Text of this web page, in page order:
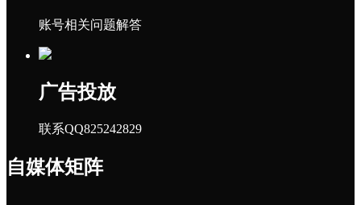
账号相关问题解答
广告投放
联系QQ825242829
自媒体矩阵